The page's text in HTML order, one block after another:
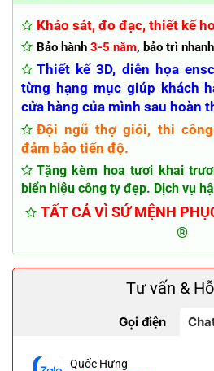
Khảo sát, đo đạc, thiết kế
Bảo hành 3-5 năm, bảo trì
Thiết kế 3D, diễn họa
từng hạng mục giúp khách
cửa hàng của mình sau hoàn
Đội ngũ thợ giỏi, thi
đảm bảo tiến độ.
Tặng kèm hoa tươi khai
biển hiệu công ty đẹp. Dịch vụ
TẤT CẢ VÌ SỨ MỆNH
®
Tư vấn &
Gọi điện
Quốc Hưng